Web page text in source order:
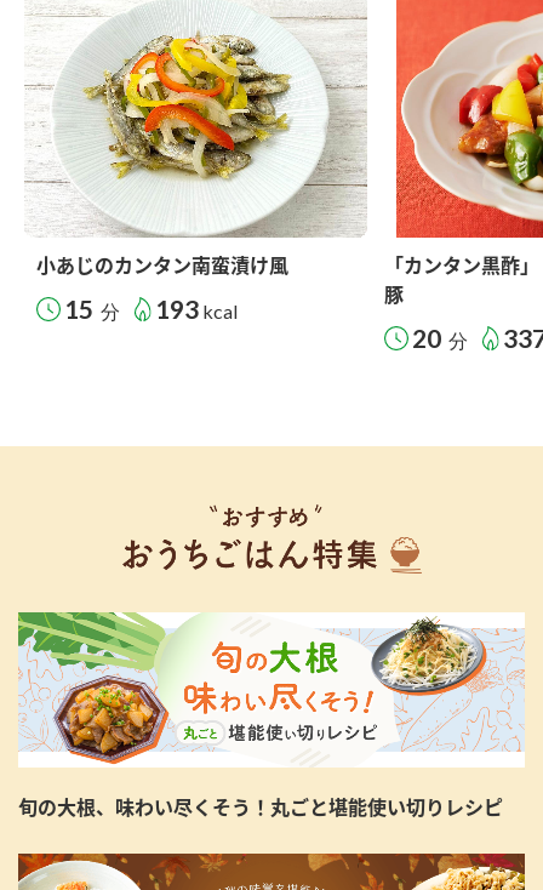
小あじのカンタン南蛮漬け風
15 分 193 kcal
「カンタン黒酢
豚
20 分
旬の大根、味わい尽くそう！丸ごと堪能使い切りレシピ